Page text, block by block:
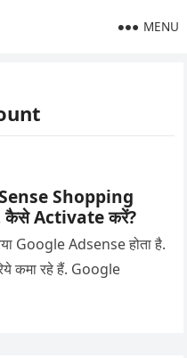
MENU
Shopping
कैसे Activate करें?
Google Adsense होता है.
कमा रहे हैं. Google